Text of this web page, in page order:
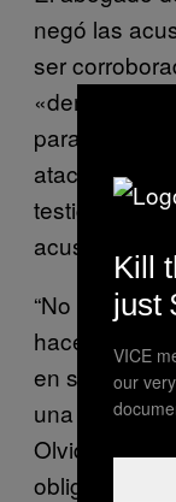
negó las
ser
«demasiado
para ser
atacó
testigos,
acusó de
“No se trata
hacer justicia
en su
una cosa y
Olviden la
obligaciones
Kill
just
VICE
our